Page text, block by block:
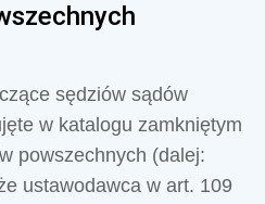
sędziów sądów
w katalogu zamkniętym
powszechnych (dalej:
ustawodawca w art. 109